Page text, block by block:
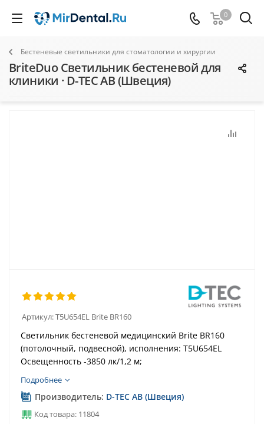
0
Бестеневые светильники для стоматологии и хирургии
BriteDuo Светильник бестеневой для
клиники · D-TEC AB (Швеция)
Артикул:T5U654EL Brite BR160
Светильник бестеневой медицинский Brite BR160
(потолочный, подвесной), исполнения: T5U654EL
Освещенность -3850 лк/1,2 м;
Подробнее
Производитель: D-TEC AB (Швеция)
Код товара: 11804